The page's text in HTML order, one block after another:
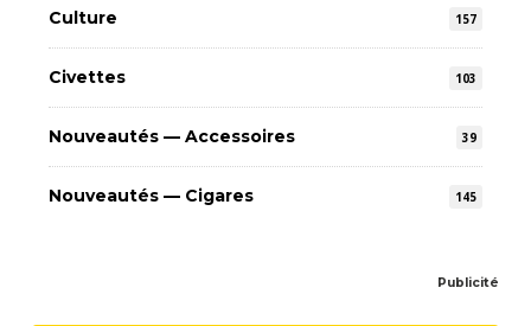
Culture 157
Civettes 103
Nouveautés — Accessoires 39
Nouveautés — Cigares 145
Publicité